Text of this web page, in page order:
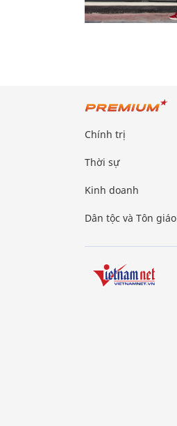
Chính trị
Thời sự
Kinh doanh
Dân tộc và Tôn giáo